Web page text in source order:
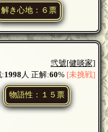
解き心地：６票
弐號[健啖家]
:1998 人 正解:60% [未挑戦]
物語性：１５票